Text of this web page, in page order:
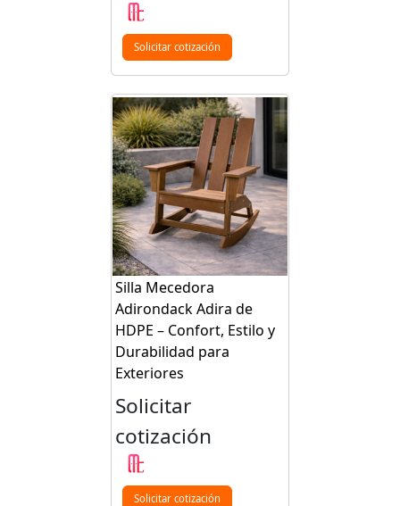
Solicitar cotización
Silla Mecedora
Adirondack Adira de
HDPE – Confort, Estilo y
Durabilidad para
Exteriores
Solicitar
cotización
Solicitar cotización